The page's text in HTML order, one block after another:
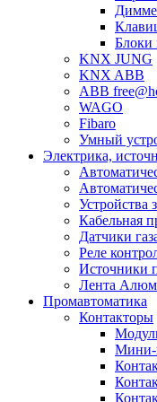
Блоки
KNX JUNG
KNX ABB
ABB
WAGO
Fibaro
Умный
Электрика,
Устройства
Кабельная
Датчики
Реле
Источники
Лента
Промавтоматика
Контакторы
Мини-